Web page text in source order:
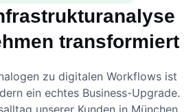
transformiert
zu digitalen Workflows ist
ein echtes Business-Upgrade.
unserer Kunden in München